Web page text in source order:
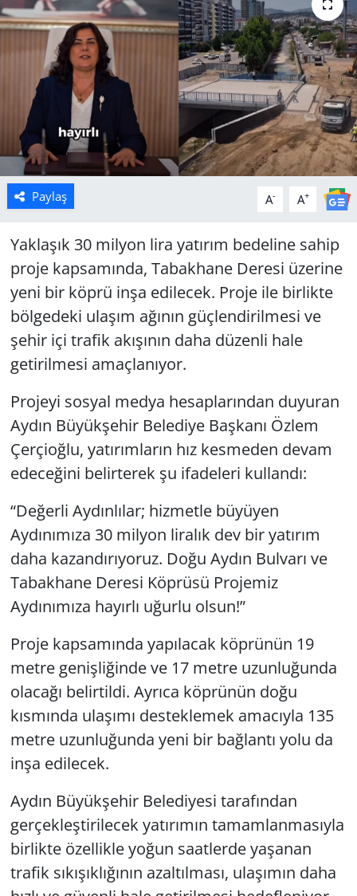
Paylaş A- A+
Yaklaşık 30 milyon lira yatırım bedeline sahip
proje kapsamında, Tabakhane Deresi üzerine
yeni bir köprü inşa edilecek. Proje ile birlikte
bölgedeki ulaşım ağının güçlendirilmesi ve
şehir içi trafik akışının daha düzenli hale
getirilmesi amaçlanıyor.
Projeyi sosyal medya hesaplarından duyuran
Aydın Büyükşehir Belediye Başkanı Özlem
Çerçioğlu, yatırımların hız kesmeden devam
edeceğini belirterek şu ifadeleri kullandı:
“Değerli Aydınlılar; hizmetle büyüyen
Aydınımıza 30 milyon liralık dev bir yatırım
daha kazandırıyoruz. Doğu Aydın Bulvarı ve
Tabakhane Deresi Köprüsü Projemiz
Aydınımıza hayırlı uğurlu olsun!”
Proje kapsamında yapılacak köprünün 19
metre genişliğinde ve 17 metre uzunluğunda
olacağı belirtildi. Ayrıca köprünün doğu
kısmında ulaşımı desteklemek amacıyla 135
metre uzunluğunda yeni bir bağlantı yolu da
inşa edilecek.
Aydın Büyükşehir Belediyesi tarafından
gerçekleştirilecek yatırımın tamamlanmasıyla
birlikte özellikle yoğun saatlerde yaşanan
trafik sıkışıklığının azaltılması, ulaşımın daha